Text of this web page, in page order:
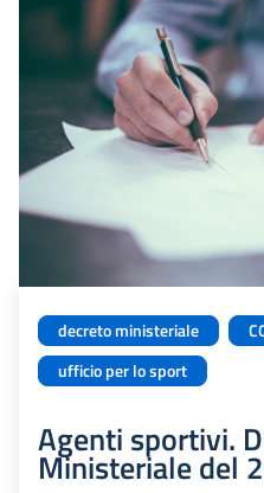
decreto ministeriale
ufficio per lo sport
Agenti sportivi.
Ministeriale del